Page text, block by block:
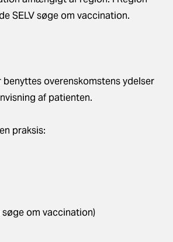
SELV søge om vaccination.
overenskomstens ydelser
af patienten.
praksis:
om vaccination)